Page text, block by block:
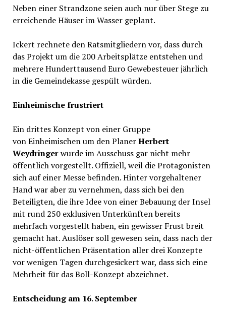
Neben einer Strandzone seien auch nur über Stege zu
erreichende Häuser im Wasser geplant.
Ickert rechnete den Ratsmitgliedern vor, dass durch
das Projekt um die 200 Arbeitsplätze entstehen und
mehrere Hunderttausend Euro Gewebesteuer jährlich
in die Gemeindekasse gespült würden.
Einheimische frustriert
Ein drittes Konzept von einer Gruppe
von Einheimischen um den PlanerHerbert
Weydringerwurde im Ausschuss gar nicht mehr
öffentlich vorgestellt. Offiziell, weil die Protagonisten
sich auf einer Messe befinden. Hinter vorgehaltener
Hand war aber zu vernehmen, dass sich bei den
Beteiligten, die ihre Idee von einer Bebauung der Insel
mit rund 250 exklusiven Unterkünften bereits
mehrfach vorgestellt haben, ein gewisser Frust breit
gemacht hat. Auslöser soll gewesen sein, dass nach der
nicht-öffentlichen Präsentation aller drei Konzepte
vor wenigen Tagen durchgesickert war, dass sich eine
Mehrheit für das Boll-Konzept abzeichnet.
Entscheidung am 16. September